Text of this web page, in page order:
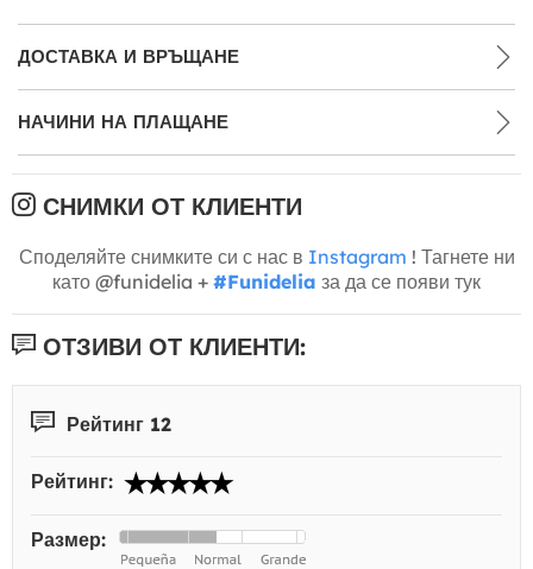
ДОСТАВКА И ВРЪЩАНЕ
НАЧИНИ НА ПЛАЩАНЕ
СНИМКИ ОТ КЛИЕНТИ
Споделяйте снимките си с нас в Instagram ! Тагнете ни
като @funidelia + #Funidelia за да се появи тук
ОТЗИВИ ОТ КЛИЕНТИ:
Рейтинг 12
Рейтинг:
Размер: